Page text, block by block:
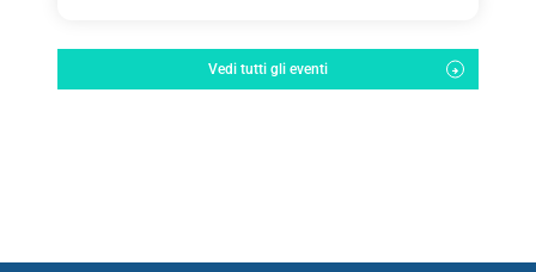
Vedi tutti gli eventi